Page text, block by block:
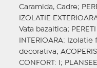
Caramida, Cadre;
IZOLATIE
Vata bazaltica;
INTERIOARA: Izolatie
decorativa; ACOPERIS
CONFORT : I; PLANSEE